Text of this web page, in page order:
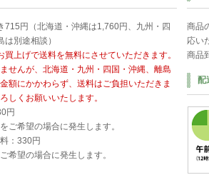
715円（北海道・沖縄は1,760円、九州・四
別途相談）
上げで送料を無料にさせていただきます。
せんが、北海道・九州・四国・沖縄、離島
額にかかわらず、送料はご負担いただきま
しくお願いいたします。
円
ご希望の場合に発生します。
：330円
希望の場合に発生します。
商品
応い
商品
配